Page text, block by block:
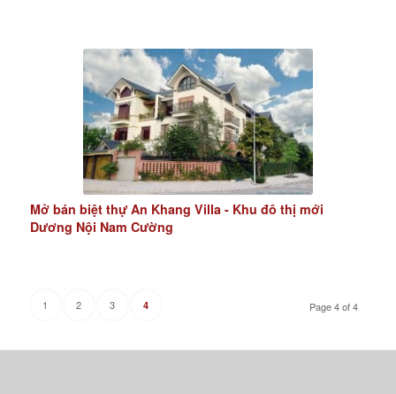
Mở bán biệt thự An Khang Villa - Khu đô thị mới
Dương Nội Nam Cường
Page 4 of 4
1 2 3 4